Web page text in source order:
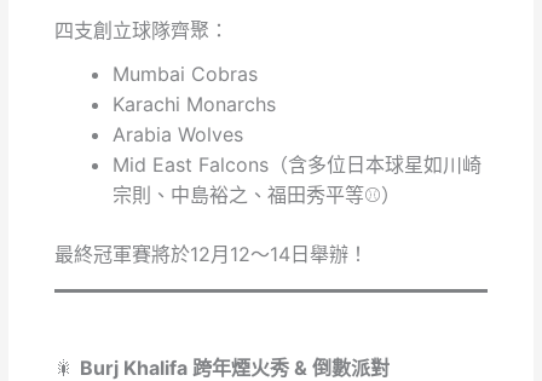
四支創立球隊齊聚：
Mumbai Cobras
Karachi Monarchs
Arabia Wolves
Mid East Falcons（含多位日本球星如川崎
宗則、中島裕之、福田秀平等⚾）
最終冠軍賽將於12月12～14日舉辦！
🎇 Burj Khalifa 跨年煙火秀 & 倒數派對